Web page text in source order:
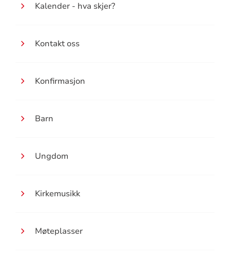
Kalender - hva skjer?
Kontakt oss
Konfirmasjon
Barn
Ungdom
Kirkemusikk
Møteplasser